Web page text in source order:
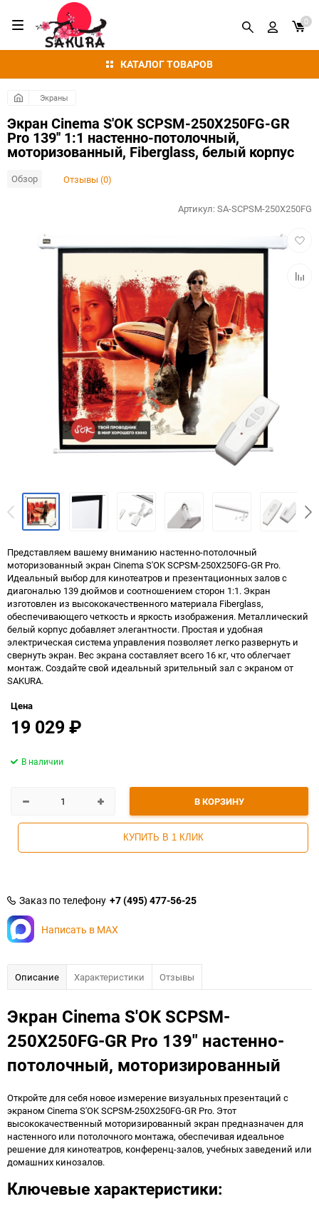
КАТАЛОГ ТОВАРОВ
0
Экраны
Экран Cinema S'OK SCPSM-250X250FG-GR
Pro 139'' 1:1 настенно-потолочный,
моторизованный, Fiberglass, белый корпус
Обзор Отзывы (0)
Артикул:SA-SCPSM-250X250FG
Представляем вашему вниманию настенно-потолочный
моторизованный экран Cinema S'OK SCPSM-250X250FG-GR Pro.
Идеальный выбор для кинотеатров и презентационных залов с
диагональю 139 дюймов и соотношением сторон 1:1. Экран
изготовлен из высококачественного материала Fiberglass,
обеспечивающего четкость и яркость изображения. Металлический
белый корпус добавляет элегантности. Простая и удобная
электрическая система управления позволяет легко развернуть и
свернуть экран. Вес экрана составляет всего 16 кг, что облегчает
монтаж. Создайте свой идеальный зрительный зал с экраном от
SAKURA.
Цена
19 029 ₽
В КОРЗИНУ
КУПИТЬ В 1 КЛИК
В наличии
Заказ по телефону +7 (495) 477-56-25
Написать в MAX
Описание Характеристики Отзывы
Экран Cinema S'OK SCPSM-
250X250FG-GR Pro 139" настенно-
потолочный, моторизированный
Откройте для себя новое измерение визуальных презентаций с
экраном Cinema S'OK SCPSM-250X250FG-GR Pro. Этот
высококачественный моторизированный экран предназначен для
настенного или потолочного монтажа, обеспечивая идеальное
решение для кинотеатров, конференц-залов, учебных заведений или
домашних кинозалов.
Ключевые характеристики: